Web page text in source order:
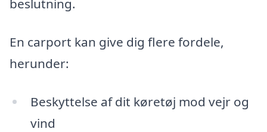
beslutning.
En carport kan give dig flere fordele,
herunder:
Beskyttelse af dit køretøj mod vejr og
vind